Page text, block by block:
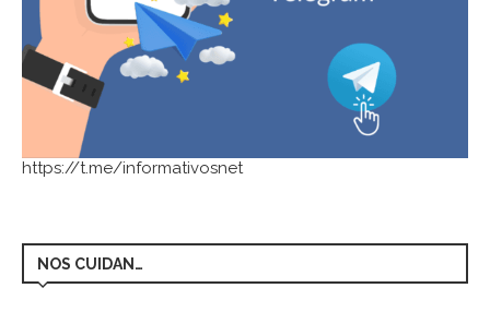
https://t.me/informativosnet
NOS CUIDAN…